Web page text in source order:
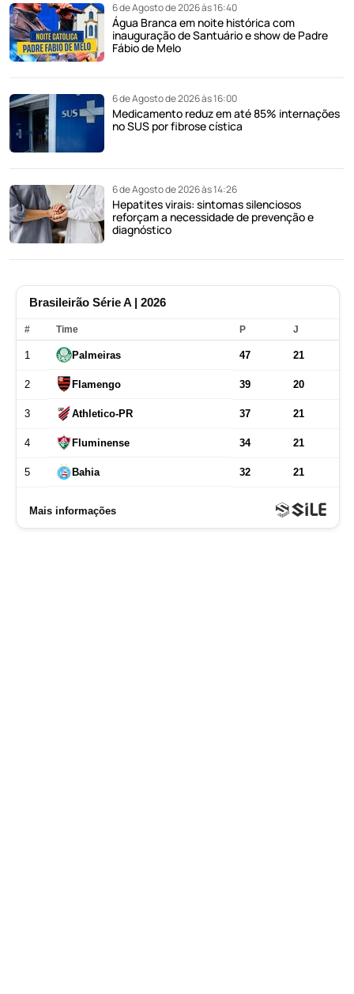
6 de Agosto de 2026 às 16:40
Água Branca em noite histórica com
inauguração de Santuário e show de Padre
Fábio de Melo
6 de Agosto de 2026 às 16:00
Medicamento reduz em até 85% internações
no SUS por fibrose cística
6 de Agosto de 2026 às 14:26
Hepatites virais: sintomas silenciosos
reforçam a necessidade de prevenção e
diagnóstico